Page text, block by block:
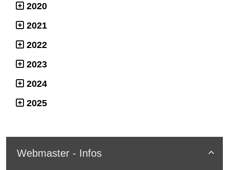
2020
2021
2022
2023
2024
2025

Webmaster - Infos